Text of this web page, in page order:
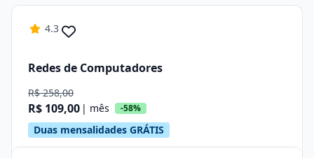
4.3
Redes de Computadores
R$ 258,00
R$ 109,00 | mês -58%
Duas mensalidades GRÁTIS